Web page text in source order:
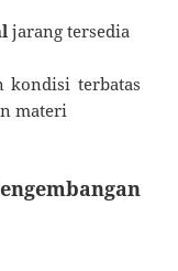
jarang tersedia
kondisi terbatas
materi